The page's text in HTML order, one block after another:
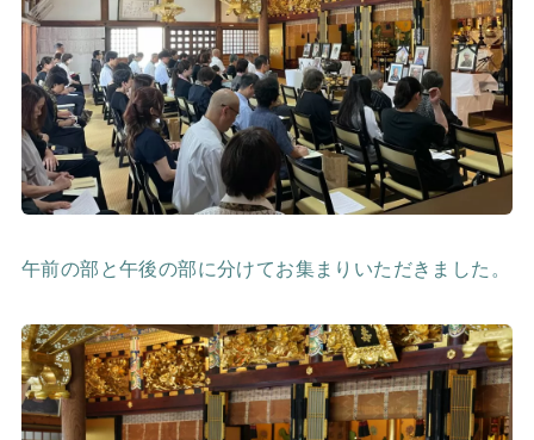
午前の部と午後の部に分けてお集まりいただきました。